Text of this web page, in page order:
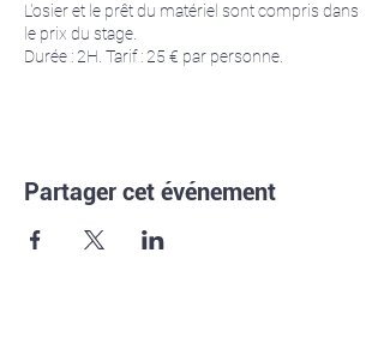
L'osier et le prêt du matériel sont compris dans
le prix du stage.
Durée : 2H. Tarif : 25 € par personne.
Partager cet événement